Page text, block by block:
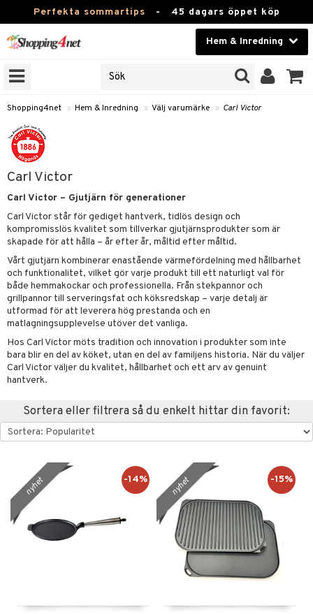
Perfekta sommartips - 45 dagars öppet köp
Hem & Inredning
Skönhet
Kontaktlinser
Hälsokost
Apotek
Hem & Inredning
Leksaker, Barn & Baby
Varumärken
Kampanjer
Shopping4net » Hem & Inredning » Välj varumärke » Carl Victor
Carl Victor
Carl Victor – Gjutjärn för generationer
Carl Victor står för gediget hantverk, tidlös design och
kompromisslös kvalitet som tillverkar gjutjärnsprodukter som är
skapade för att hålla – år efter år, måltid efter måltid.
Vårt gjutjärn kombinerar enastående värmefördelning med hållbarhet
och funktionalitet, vilket gör varje produkt till ett naturligt val för
både hemmakockar och professionella. Från stekpannor och
grillpannor till serveringsfat och köksredskap – varje detalj är
utformad för att leverera hög prestanda och en
matlagningsupplevelse utöver det vanliga.
Hos Carl Victor möts tradition och innovation i produkter som inte
bara blir en del av köket, utan en del av familjens historia. När du väljer
Carl Victor väljer du kvalitet, hållbarhet och ett arv av genuint
hantverk.
Sortera eller filtrera så du enkelt hittar din favorit:
nyhet -14% nyhet -15%
& Ljusstakar
& krokar
& Korgar
& Skulpturer
& Doftspridare
& Hyllor
& Krokar
& Ljusstakar
kök
& Städning
& Cocktailglas
Kastruller
Karaffer
& Täcken
& Örngott
& Matare
insektsskydd